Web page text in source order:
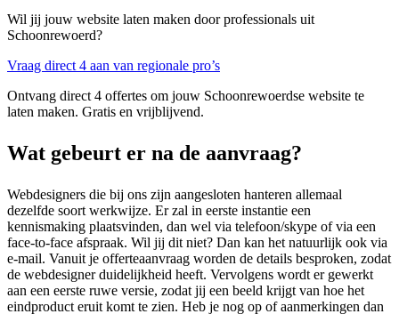
Wil jij jouw website laten maken door professionals uit
Schoonrewoerd?
Vraag direct 4 aan van regionale pro’s
Ontvang direct 4 offertes om jouw Schoonrewoerdse website te
laten maken. Gratis en vrijblijvend.
Wat gebeurt er na de aanvraag?
Webdesigners die bij ons zijn aangesloten hanteren allemaal
dezelfde soort werkwijze. Er zal in eerste instantie een
kennismaking plaatsvinden, dan wel via telefoon/skype of via een
face-to-face afspraak. Wil jij dit niet? Dan kan het natuurlijk ook via
e-mail. Vanuit je offerteaanvraag worden de details besproken, zodat
de webdesigner duidelijkheid heeft. Vervolgens wordt er gewerkt
aan een eerste ruwe versie, zodat jij een beeld krijgt van hoe het
eindproduct eruit komt te zien. Heb je nog op of aanmerkingen dan